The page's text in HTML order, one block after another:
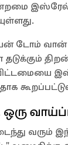
இஸ்ரேல்
டோம் வான்
திறன்
வரும்